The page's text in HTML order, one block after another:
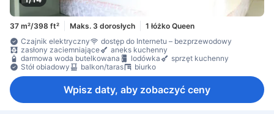
37 m²/398 ft² Maks. 3 dorosłych
1 łóżko Queen
Czajnik elektryczny
dostęp do Internetu – bezprzewodowy
zasłony zaciemniające
aneks kuchenny
darmowa woda butelkowana
lodówka
sprzęt kuchenny
Stół obiadowy
balkon/taras biurko
Wpisz daty, aby zobaczyć ceny